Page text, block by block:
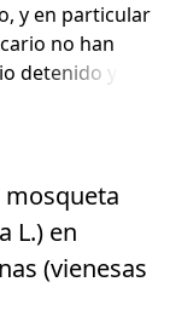
Rioseco
y en particular
no han
detenido y
que tanto
en
de que
a llenar
jurídica
L.) en
(vienesas